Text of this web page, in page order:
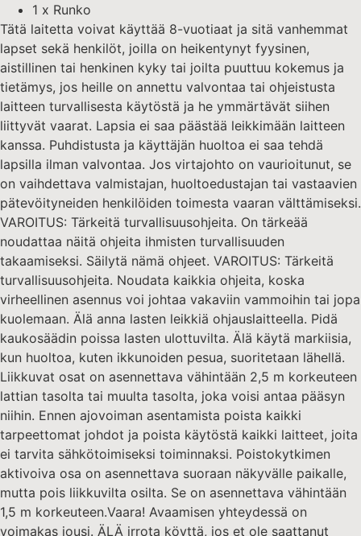
1 x Runko
Tätä laitetta voivat käyttää 8-vuotiaat ja sitä vanhemmat
lapset sekä henkilöt, joilla on heikentynyt fyysinen,
aistillinen tai henkinen kyky tai joilta puuttuu kokemus ja
tietämys, jos heille on annettu valvontaa tai ohjeistusta
laitteen turvallisesta käytöstä ja he ymmärtävät siihen
liittyvät vaarat. Lapsia ei saa päästää leikkimään laitteen
kanssa. Puhdistusta ja käyttäjän huoltoa ei saa tehdä
lapsilla ilman valvontaa. Jos virtajohto on vaurioitunut, se
on vaihdettava valmistajan, huoltoedustajan tai vastaavien
pätevöityneiden henkilöiden toimesta vaaran välttämiseksi.
VAROITUS: Tärkeitä turvallisuusohjeita. On tärkeää
noudattaa näitä ohjeita ihmisten turvallisuuden
takaamiseksi. Säilytä nämä ohjeet. VAROITUS: Tärkeitä
turvallisuusohjeita. Noudata kaikkia ohjeita, koska
virheellinen asennus voi johtaa vakaviin vammoihin tai jopa
kuolemaan. Älä anna lasten leikkiä ohjauslaitteella. Pidä
kaukosäädin poissa lasten ulottuvilta. Älä käytä markiisia,
kun huoltoa, kuten ikkunoiden pesua, suoritetaan lähellä.
Liikkuvat osat on asennettava vähintään 2,5 m korkeuteen
lattian tasolta tai muulta tasolta, joka voisi antaa pääsyn
niihin. Ennen ajovoiman asentamista poista kaikki
tarpeettomat johdot ja poista käytöstä kaikki laitteet, joita
ei tarvita sähkötoimiseksi toiminnaksi. Poistokytkimen
aktivoiva osa on asennettava suoraan näkyvälle paikalle,
mutta pois liikkuvilta osilta. Se on asennettava vähintään
1,5 m korkeuteen.Vaara! Avaamisen yhteydessä on
voimakas jousi. ÄLÄ irrota köyttä, jos et ole saattanut